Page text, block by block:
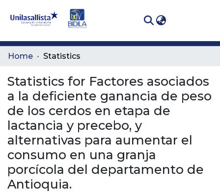
Communities
All of DSpace
Home Statistics
Statistics for Factores asociados
a la deficiente ganancia de peso
de los cerdos en etapa de
lactancia y precebo, y
alternativas para aumentar el
consumo en una granja
porcícola del departamento de
Antioquia.